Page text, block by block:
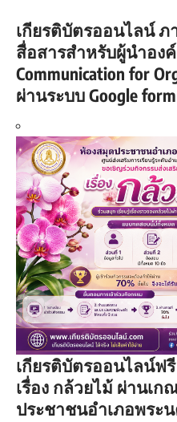
เกียรติบัตรออนไลน์ ภ
สื่อสารสำหรับผู้นำองค์
Communication for
ผ่านระบบ Google form
เกียรติบัตรออนไลน์ฟ
เรื่อง กล้วยไม้ ผ่านเ
ประชาชนอำเภอพระ